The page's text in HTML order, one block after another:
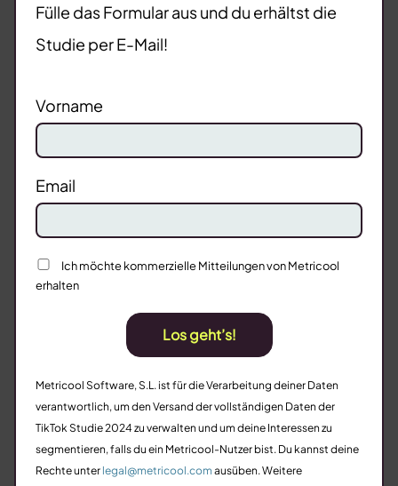
Fülle das Formular aus und du erhältst die
Studie per E-Mail!
Vorname
Email
Ich möchte kommerzielle Mitteilungen von Metricool
erhalten
Los geht’s!
Metricool Software, S.L. ist für die Verarbeitung deiner Daten
verantwortlich, um den Versand der vollständigen Daten der
TikTok Studie 2024 zu verwalten und um deine Interessen zu
segmentieren, falls du ein Metricool-Nutzer bist. Du kannst deine
Rechte unter legal@metricool.com ausüben. Weitere